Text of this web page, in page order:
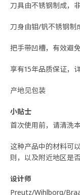
刀具由不锈钢制成，
刀身由钼/钒不锈钢制
把手带凹槽，有效避
享有15年品质保证，
产地见包装
小贴士
首次使用前，请清洗本
这种产品中的材料可
则，以及附近地区是
设计师
Preutz/Wihlborg/